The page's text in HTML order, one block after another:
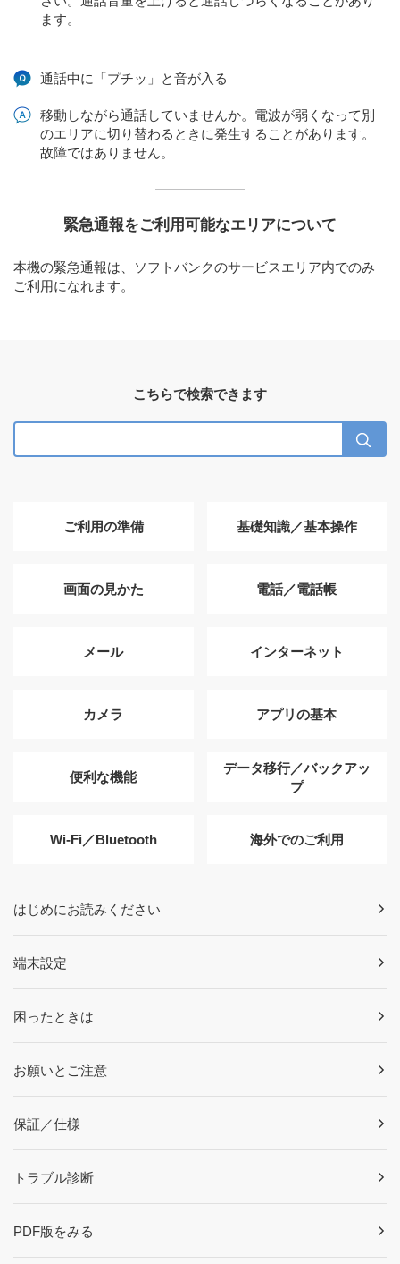
ます。
通話中に「プチッ」と音が入る
移動しながら通話していませんか。電波が弱くなって別
のエリアに切り替わるときに発生することがあります。
故障ではありません。
緊急通報をご利用可能なエリアについて
本機の緊急通報は、ソフトバンクのサービスエリア内でのみ
ご利用になれます。
こちらで検索できます
ご利用の準備 基礎知識／基本操作
画面の見かた 電話／電話帳
メール インターネット
カメラ アプリの基本
便利な機能
データ移行／バックアッ
プ
Wi-Fi／Bluetooth 海外でのご利用
はじめにお読みください
端末設定
困ったときは
お願いとご注意
保証／仕様
トラブル診断
PDF版をみる